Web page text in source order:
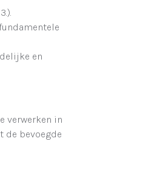
en
verwerken in
de bevoegde